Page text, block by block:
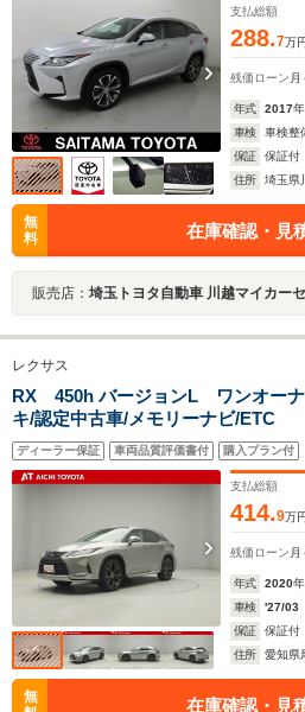
支払総額
288.7万
残価ローン 月
年式 2017年
車検
車検整
保証
保証付
住所
埼玉県
無
料
在庫確認・見
販売店： 埼玉トヨタ自動車 川越マイカー
レクサス
RX 450h バージョンL ワンオーナ
キ/認定中古車/メモリーナビ/ETC
ディーラー保証 車両品質評価書付 購入プラン付
支払総額
414.9万
残価ローン 月
年式 2020年
車検
'27/03
保証
保証付
住所
愛知県
無
在庫確認・見